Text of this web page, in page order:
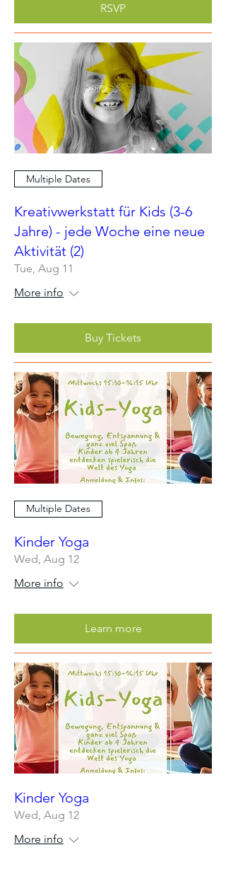
RSVP
Multiple Dates
Kreativwerkstatt für Kids (3-6
Jahre) - jede Woche eine neue
Aktivität (2)
Tue, Aug 11
More info
Buy Tickets
Multiple Dates
Kinder Yoga
Wed, Aug 12
More info
Learn more
Kinder Yoga
Wed, Aug 12
More info